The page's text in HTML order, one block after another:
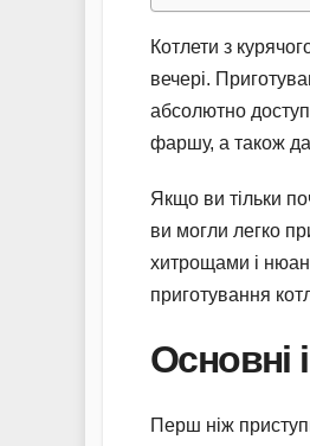
Котлети з
вечері.
абсолютно
фаршу, а також
Якщо ви тільки
ви могли легко
хитрощами і
приготування
Основні
Перш ніж